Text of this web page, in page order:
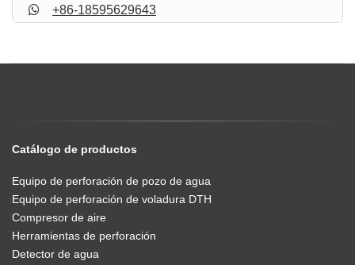
+86-18595629643
Catálogo de productos
Equipo de perforación de pozo de agua
Equipo de perforación de voladura DTH
Compresor de aire
Herramientas de perforación
Detector de agua